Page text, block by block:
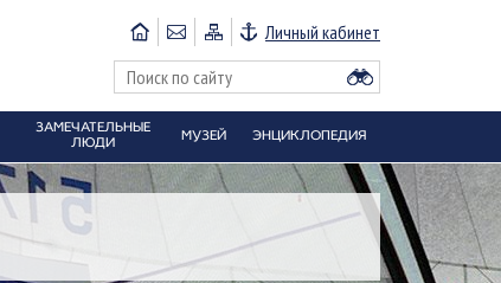
Личный кабинет
ЗАМЕЧАТЕЛЬНЫЕ
ЛЮДИ
МУЗЕЙ ЭНЦИКЛОПЕДИЯ